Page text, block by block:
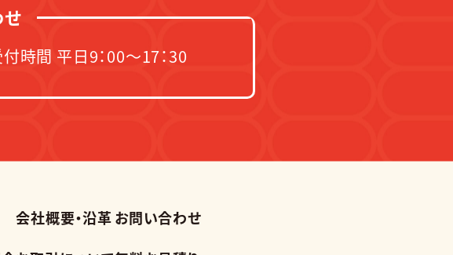
時間 平日9：00～17：30
会社概要・沿革お問い合わせ